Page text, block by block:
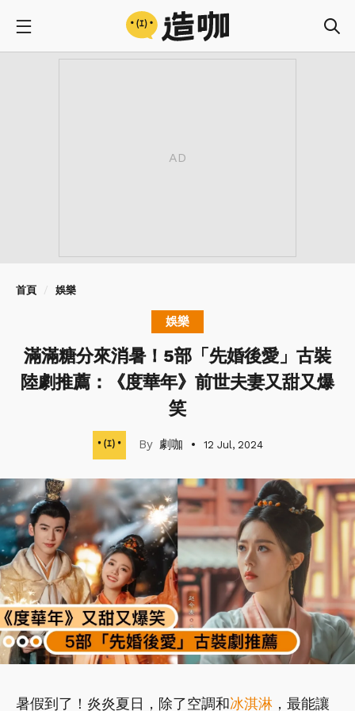
首頁 娛樂
娛樂
滿滿糖分來消暑！5部「先婚後愛」古裝
陸劇推薦：《度華年》前世夫妻又甜又爆
笑
劇咖 12 Jul, 2024
暑假到了！炎炎夏日，除了空調和冰淇淋 ，最能讓